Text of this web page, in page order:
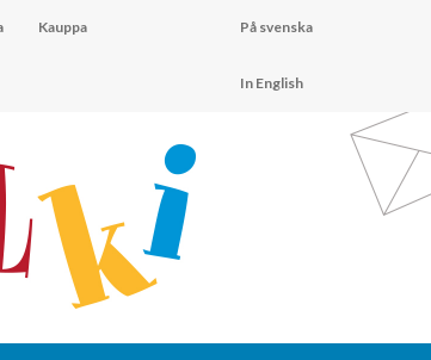
Kauppa På svenska
In English